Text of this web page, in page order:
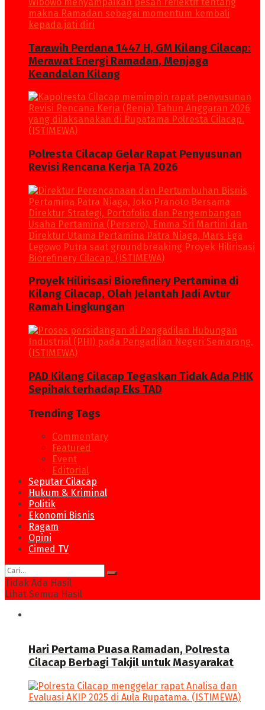
Tarawih Perdana 1447 H, GM Kilang Cilacap:
Merawat Energi Ramadan, Menjaga
Keandalan Kilang
Polresta Cilacap Gelar Rapat Penyusunan
Revisi Rencana Kerja TA 2026
Proyek Hilirisasi Biorefinery Pertamina di
Kilang Cilacap, Olah Jelantah Jadi Avtur
Ramah Lingkungan
PAD Kilang Cilacap Tegaskan Tidak Ada PHK
Sepihak terhadap Eks TAD
Trending Tags
Commentary
Featured
Event
Editorial
Seputar Cilacap
Hukum & Kriminal
Politik
Ekonomi Bisnis
Ragam
Opini
Cimed TV
Tidak Ada Hasil
Lihat Semua Hasil
Hari Pertama Puasa Ramadan, Polresta
Cilacap Berbagi Takjil untuk Masyarakat